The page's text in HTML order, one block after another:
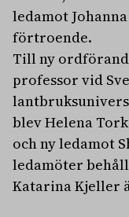
ledamot
förtroende.
Till ny
professor vid
blev Helena
och ny ledamot
ledamöter
Katarina Kjeller